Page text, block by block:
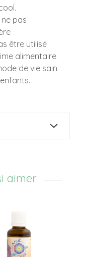
pas
être utilisé
alimentaire
de vie sain
aimer